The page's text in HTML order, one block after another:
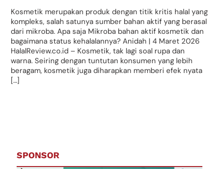
Kosmetik merupakan produk dengan titik kritis halal yang
kompleks, salah satunya sumber bahan aktif yang berasal
dari mikroba. Apa saja Mikroba bahan aktif kosmetik dan
bagaimana status kehalalannya? Anidah | 4 Maret 2026
HalalReview.co.id – Kosmetik, tak lagi soal rupa dan
warna. Seiring dengan tuntutan konsumen yang lebih
beragam, kosmetik juga diharapkan memberi efek nyata
[…]
SPONSOR